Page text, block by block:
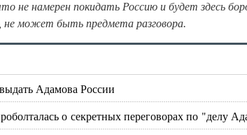
не намерен покидать Россию и будет здесь
не может быть предмета разговора.
Адамова России
о секретных переговорах по "делу